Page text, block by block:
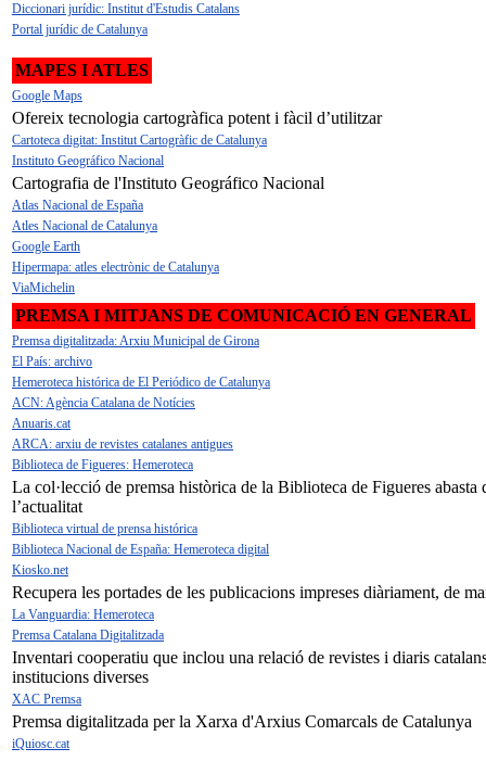
Diccionari jurídic: Institut d'Estudis Catalans
Portal jurídic de Catalunya
MAPES I ATLES
Google Maps
Ofereix tecnologia cartogràfica potent i fàcil d’utilitzar
Cartoteca digitat: Institut Cartogràfic de Catalunya
Instituto Geográfico Nacional
Cartografia de l'Instituto Geográfico Nacional
Atlas Nacional de España
Atles Nacional de Catalunya
Google Earth
Hipermapa: atles electrònic de Catalunya
ViaMichelin
PREMSA I MITJANS DE COMUNICACIÓ EN GENERAL
Premsa digitalitzada: Arxiu Municipal de Girona
El País: archivo
Hemeroteca histórica de El Periódico de Catalunya
ACN: Agència Catalana de Notícies
Anuaris.cat
ARCA: arxiu de revistes catalanes antigues
Biblioteca de Figueres: Hemeroteca
La col·lecció de premsa històrica de la Biblioteca de Figueres
l’actualitat
Biblioteca virtual de prensa histórica
Biblioteca Nacional de España: Hemeroteca digital
Kiosko.net
Recupera les portades de les publicacions impreses diàriament, de
La Vanguardia: Hemeroteca
Premsa Catalana Digitalitzada
Inventari cooperatiu que inclou una relació de revistes i diaris
institucions diverses
XAC Premsa
Premsa digitalitzada per la Xarxa d'Arxius Comarcals de Catalunya
iQuiosc.cat